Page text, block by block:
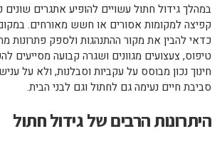
במהלך גידול חתול עשויים להופיע אתגרים שונים
קפיצה למקומות אסורים או חשש מאורחים.
כדאי להבין את מקור ההתנהגות ולספק פתרונות
טיפוס, צעצועים מגוונים ושגרה קבועה מסייעים
חינוך נכון מבוסס על עקביות וסבלנות, ולא על
סביבת חיים נעימה גם לחתול וגם לבני הבית.
היתרונות הרבים של גידול חתול